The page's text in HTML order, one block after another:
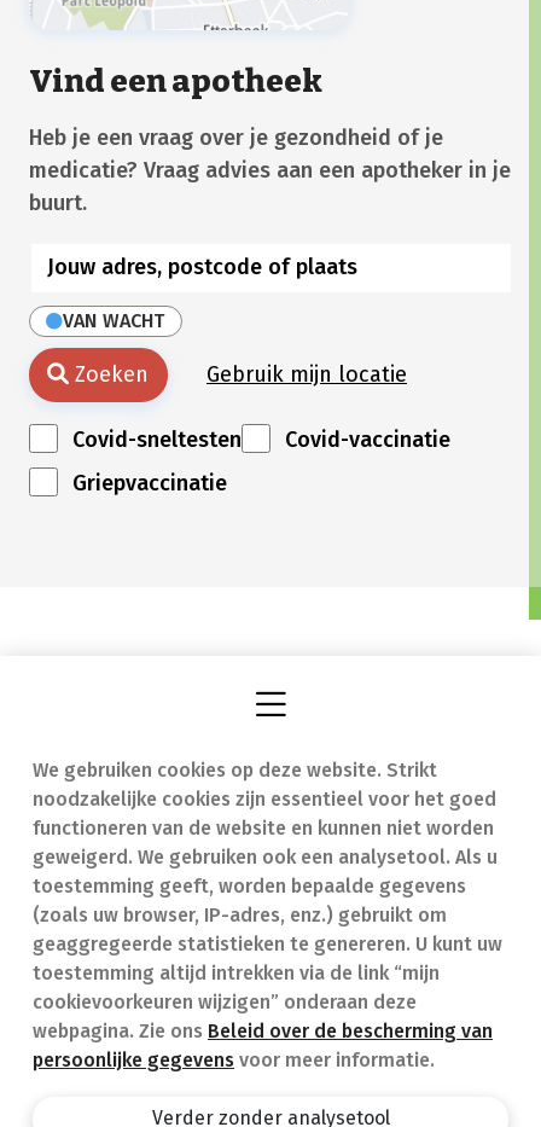
We gebruiken cookies op deze website. Strikt
noodzakelijke cookies zijn essentieel voor het goed
functioneren van de website en kunnen niet worden
geweigerd. We gebruiken ook een analysetool. Als u
toestemming geeft, worden bepaalde gegevens
(zoals uw browser, IP-adres, enz.) gebruikt om
geaggregeerde statistieken te genereren. U kunt uw
toestemming altijd intrekken via de link “mijn
cookievoorkeuren wijzigen” onderaan deze
webpagina. Zie ons Beleid over de bescherming van
persoonlijke gegevens voor meer informatie.
Verder zonder analysetool
Vind een apotheek
Heb je een vraag over je gezondheid of je
medicatie? Vraag advies aan een apotheker in je
buurt.
VAN WACHT
Zoeken Gebruik mijn locatie
Covid-sneltesten
Covid-vaccinatie
Griepvaccinatie
Vind een apotheek
Onze expertise
Ziekten
Geneesmiddelen
In geval van nood
Contact
Veelgestelde vragen
(FAQ)
Apotheek.be Privacy policy